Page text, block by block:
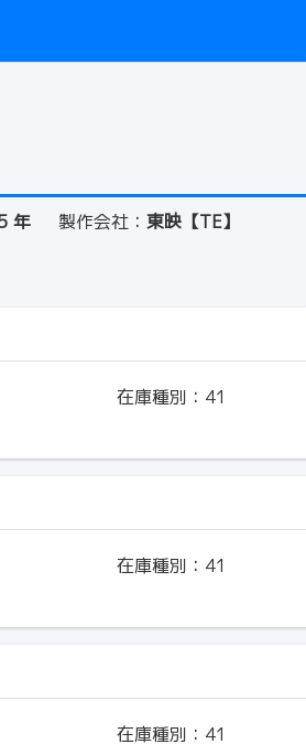
年 製作会社： 東映【TE】
在庫種別： 41
在庫種別： 41
在庫種別： 41